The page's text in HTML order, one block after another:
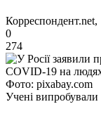
0
274
Фото: pixabay.com
Учені випробували